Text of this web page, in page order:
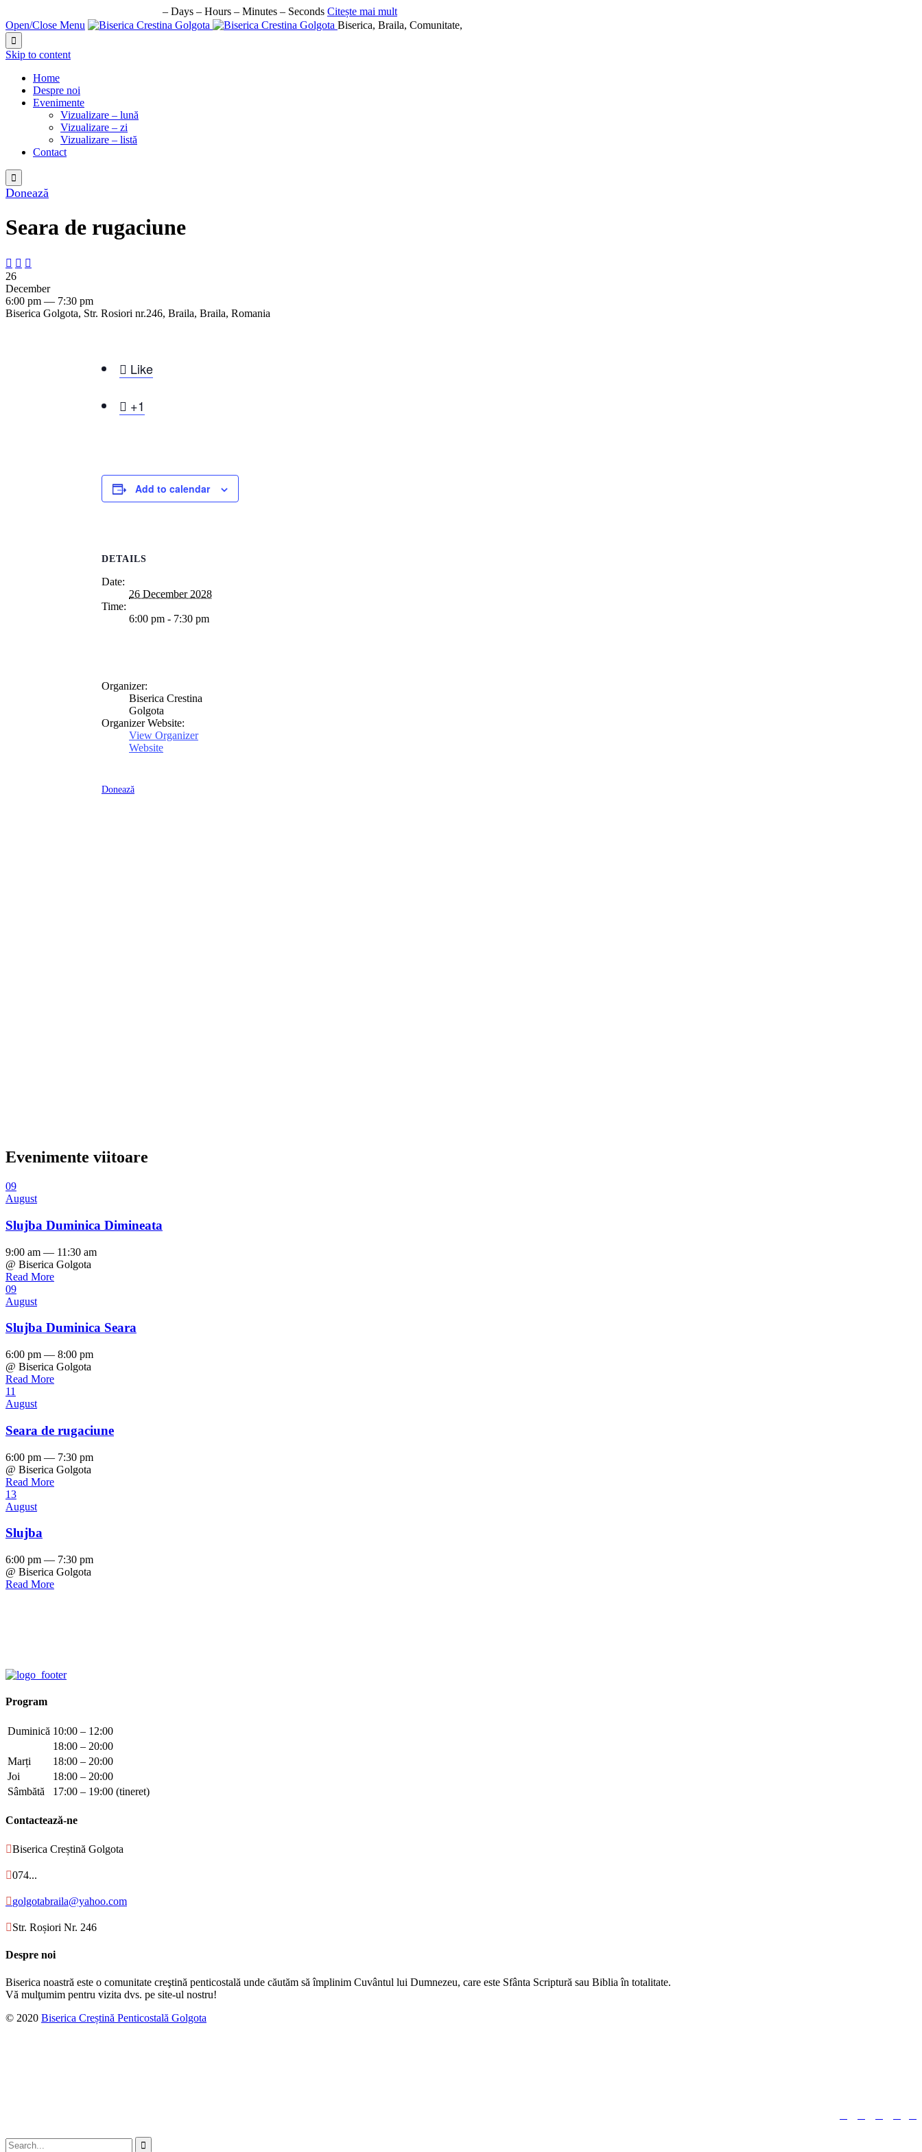
– Days – Hours – Minutes – Seconds Citește mai mult
Open/Close Menu
Biserica, Braila, Comunitate,

Skip to content
Home
Despre noi
Evenimente
Vizualizare – lună
Vizualizare – zi
Vizualizare – listă
Contact

Donează
Seara de rugaciune
  
26
December
6:00 pm — 7:30 pm
Biserica Golgota, Str. Rosiori nr.246, Braila, Braila, Romania
 Like
 +1
Add to calendar
DETAILS
Date:
26 December 2028
Time:
6:00 pm - 7:30 pm
Organizer:
Biserica Crestina
Golgota
Organizer Website:
View Organizer
Website
Donează
Evenimente viitoare
09
August
Slujba Duminica Dimineata
9:00 am — 11:30 am
@ Biserica Golgota
Read More
09
August
Slujba Duminica Seara
6:00 pm — 8:00 pm
@ Biserica Golgota
Read More
11
August
Seara de rugaciune
6:00 pm — 7:30 pm
@ Biserica Golgota
Read More
13
August
Slujba
6:00 pm — 7:30 pm
@ Biserica Golgota
Read More
Program
Duminică 10:00 – 12:00
18:00 – 20:00
Marți
18:00 – 20:00
Joi
18:00 – 20:00
Sâmbătă
17:00 – 19:00 (tineret)
Contactează-ne
Biserica Creștină Golgota
074...
golgotabraila@yahoo.com
Str. Roșiori Nr. 246
Despre noi
Biserica noastră este o comunitate creştină penticostală unde căutăm să împlinim Cuvântul lui Dumnezeu, care este Sfânta Scriptură sau Biblia în totalitate.
Vă mulţumim pentru vizita dvs. pe site-ul nostru!
© 2020 Biserica Creștină Penticostală Golgota
